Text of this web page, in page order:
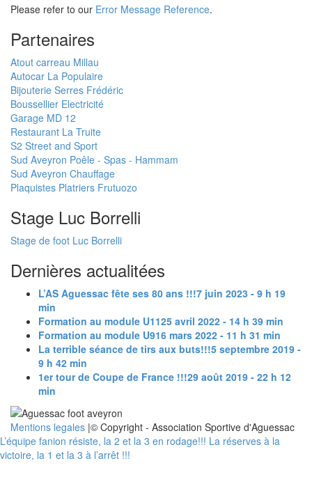
Please refer to our Error Message Reference.
Partenaires
Atout carreau Millau
Autocar La Populaire
Bijouterie Serres Frédéric
Boussellier Electricité
Garage MD 12
Restaurant La Truite
S2 Street and Sport
Sud Aveyron Poêle - Spas - Hammam
Sud Aveyron Chauffage
Plaquistes Platriers Frutuozo
Stage Luc Borrelli
Stage de foot Luc Borrelli
Dernières actualitées
L’AS Aguessac fête ses 80 ans !!!7 juin 2023 - 9 h 19
min
Formation au module U1125 avril 2022 - 14 h 39 min
Formation au module U916 mars 2022 - 11 h 31 min
La terrible séance de tirs aux buts!!!5 septembre 2019 -
9 h 42 min
1er tour de Coupe de France !!!29 août 2019 - 22 h 12
min
Mentions legales |© Copyright - Association Sportive d'Aguessac
L’équipe fanion résiste, la 2 et la 3 en rodage!!! La réserves à la
victoire, la 1 et la 3 à l’arrêt !!!